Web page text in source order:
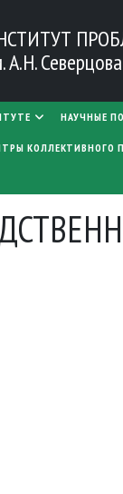
А.Н. Северцова
НАУЧНЫЕ
КОЛЛЕКТИВНОГО